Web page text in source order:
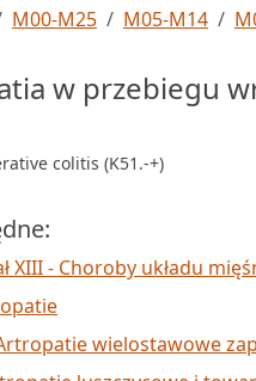
M00-M25 M05-M14
w przebiegu
colitis (K51.-+)
XIII - Choroby układu
wielostawowe